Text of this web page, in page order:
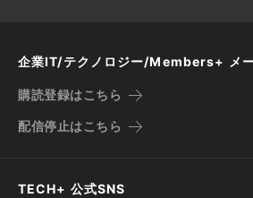
企業IT/テクノロジー/Members+ メ
購読登録はこちら
配信停止はこちら
TECH+ 公式SNS